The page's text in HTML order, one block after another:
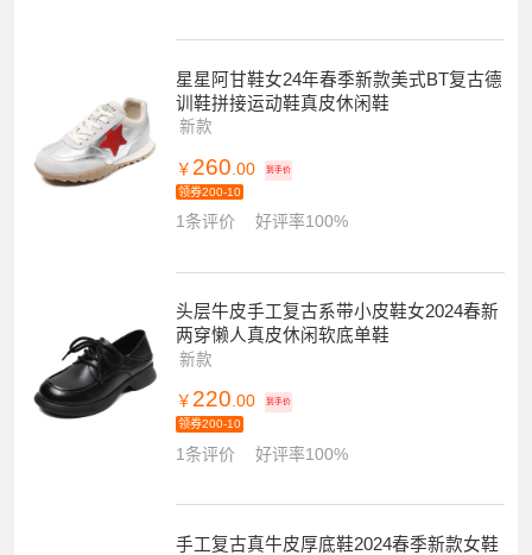
星星阿甘鞋女24年春季新款美式BT复古德
训鞋拼接运动鞋真皮休闲鞋
新款
￥ 260 .00 到手价
领券200-10
1条评价 好评率100%
头层牛皮手工复古系带小皮鞋女2024春新
两穿懒人真皮休闲软底单鞋
新款
￥ 220.00 到手价
领券200-10
1条评价 好评率100%
手工复古真牛皮厚底鞋2024春季新款女鞋